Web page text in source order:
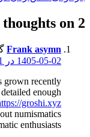
نوشته
2 thoughts on “
Frank asymn
1405-05-02 در 13:31
grown recently.
enough.
groshi.xyz
numismatics.
enthusiasts.